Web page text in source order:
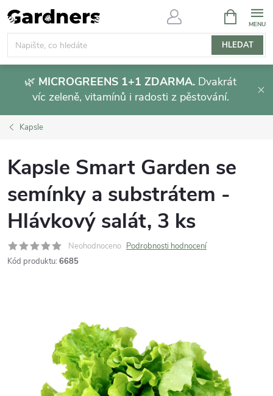
Přejít
na
obsah
HLEDAT
NÁKUPNÍ
KOŠÍK
🌿 MICROGREENS 1+1 ZDARMA. Dvakrát
víc zeleně, vitamínů i radosti z pěstování.
Kapsle
Kapsle Smart Garden se
semínky a substrátem -
Hlávkový salát, 3 ks
Neohodnoceno Podrobnosti hodnocení
Kód produktu: 6685